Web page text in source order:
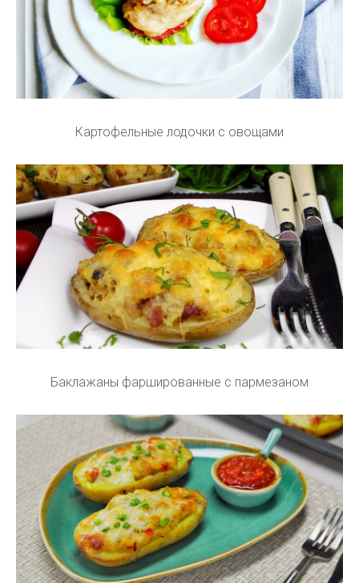
Картофельные лодочки с овощами
Баклажаны фаршированные с пармезаном